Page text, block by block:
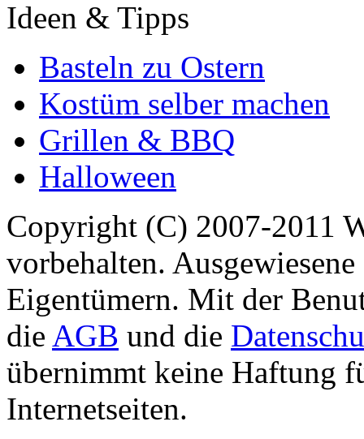
Ideen & Tipps
Basteln zu Ostern
Kostüm selber machen
Grillen & BBQ
Halloween
Copyright (C) 2007-2011
vorbehalten.
Eigentümern. Mit der
die AGB und die
übernimmt keine Haftung
Internetseiten.